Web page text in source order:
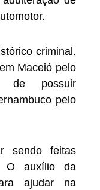
criminal.
Maceió pelo
de possuir
pelo
sendo feitas
O auxílio da
ajudar na